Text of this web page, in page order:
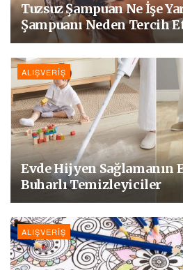
Tuzsuz Şampuan Ne İşe
Şampuanı Neden Tercih
ALIŞVERIŞ
Evde Hijyen Sağlamanın
Buharlı Temizleyiciler
ALIŞVERIŞ